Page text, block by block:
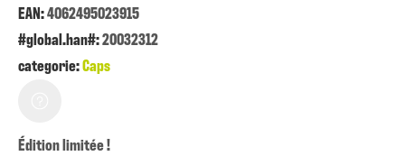
EAN:4062495023915
#global.han#:20032312
categorie:Caps
Édition limitée !